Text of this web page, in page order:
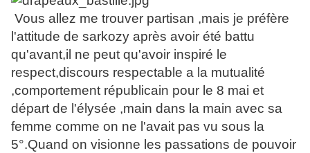
Vous allez me trouver partisan ,mais je préfère
l'attitude de sarkozy après avoir été battu
qu'avant,il ne peut qu'avoir inspiré le
respect,discours respectable a la mutualité
,comportement républicain pour le 8 mai et
départ de l'élysée ,main dans la main avec sa
femme comme on ne l'avait pas vu sous la
5°.Quand on visionne les passations de pouvoir